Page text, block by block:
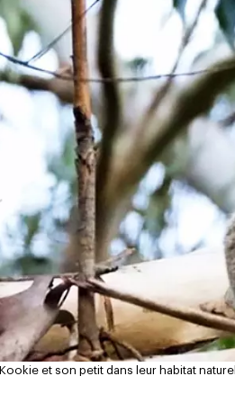
Kookie et son petit dans leur habitat naturel